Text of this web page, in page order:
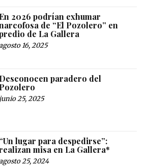
En 2026 podrían exhumar
de “El Pozolero” en
de La Gallera
16, 2025
Desconocen paradero del
Pozolero
junio 25, 2025
“Un lugar para despedirse”:
misa en La Gallera*
25, 2024